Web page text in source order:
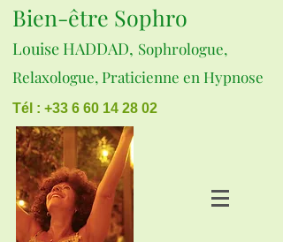
Bien-être Sophro
Louise HADDAD, Sophrologue,
Relaxologue, Praticienne en Hypnose
Tél : +33 6 60 14 28 02